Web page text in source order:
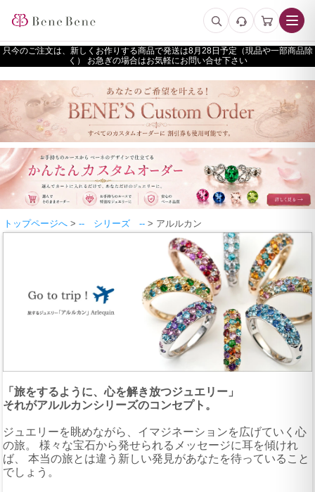
只今のご注文は、新しくお作りする商品で発送は
予定（現品や一部商品除
く） お急ぎの場合はお気軽にお問い合せ下さい
トップページへ > -- シリーズ -- > アルルカン
「旅をするように、心を解き放つジュエリー」
それがアルルカンシリーズのコンセプト。
ジュエリーを眺めながら、イマジネーションを広げていく心
の旅。 様々な宝石から発せられるメッセージに耳を傾けれ
ば、 本当の旅とは違う新しい発見があなたを待っていること
でしょう。